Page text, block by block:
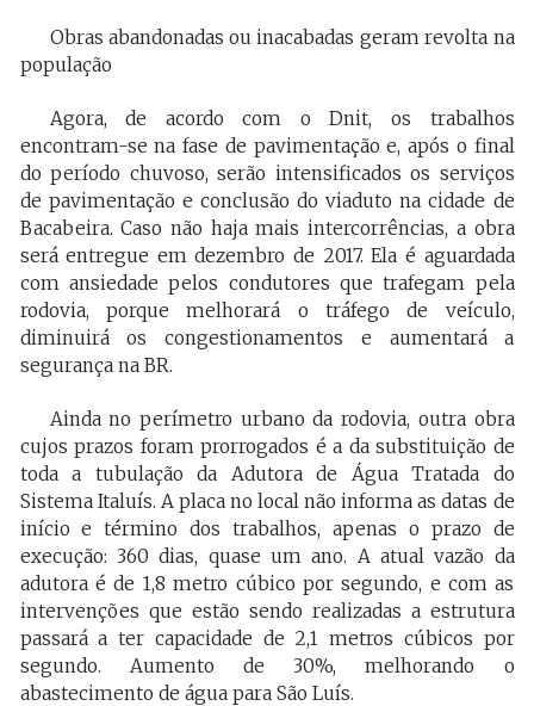
Obras abandonadas ou inacabadas geram revolta na
população
Agora, de acordo com o Dnit, os trabalhos
encontram-se na fase de pavimentação e, após o final
do período chuvoso, serão intensificados os serviços
de pavimentação e conclusão do viaduto na cidade de
Bacabeira. Caso não haja mais intercorrências, a obra
será entregue em dezembro de 2017. Ela é aguardada
com ansiedade pelos condutores que trafegam pela
rodovia, porque melhorará o tráfego de veículo,
diminuirá os congestionamentos e aumentará a
segurança na BR.
Ainda no perímetro urbano da rodovia, outra obra
cujos prazos foram prorrogados é a da substituição de
toda a tubulação da Adutora de Água Tratada do
Sistema Italuís. A placa no local não informa as datas de
início e término dos trabalhos, apenas o prazo de
execução: 360 dias, quase um ano. A atual vazão da
adutora é de 1,8 metro cúbico por segundo, e com as
intervenções que estão sendo realizadas a estrutura
passará a ter capacidade de 2,1 metros cúbicos por
segundo. Aumento de 30%, melhorando o
abastecimento de água para São Luís.